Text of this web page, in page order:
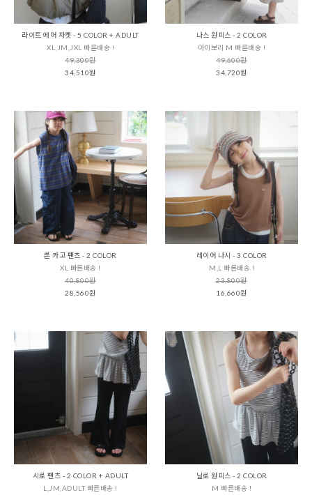
라이트 에어 자켓 - 5 COLOR + ADULT
XL,JM,JXL 빠른배송 !
49,300원
34,510원
나스 원피스 - 2 COLOR
아이보리 M 빠른배송 !
49,600원
34,720원
론 카고 팬츠 - 2 COLOR
XL 빠른배송 !
40,800원
28,560원
레이어 나시 - 3 COLOR
M,L 빠른배송 !
23,800원
16,660원
시로 팬츠 - 2 COLOR + ADULT
L,JM,ADULT 빠른배송 !
닐로 원피스 - 2 COLOR
M 빠른배송 !